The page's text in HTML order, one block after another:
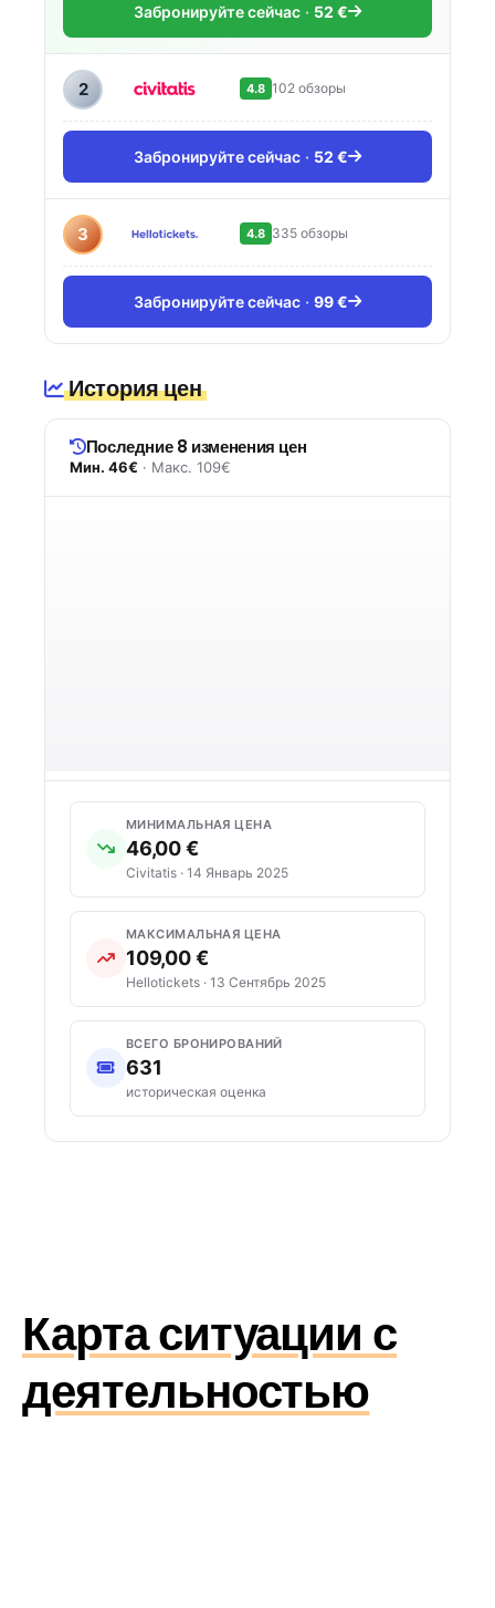
Забронируйте сейчас 52 €
2 4.8 102 обзоры
Забронируйте сейчас 52 €
3 4.8 335 обзоры
Забронируйте сейчас 99 €
История цен
Последние 8 изменения цен
Мин. 46€ · Макс. 109€
МИНИМАЛЬНАЯ ЦЕНА
46,00 €
Civitatis · 14 Январь 2025
МАКСИМАЛЬНАЯ ЦЕНА
109,00 €
Hellotickets · 13 Сентябрь 2025
ВСЕГО БРОНИРОВАНИЙ
631
историческая оценка
Карта ситуации с
деятельностью